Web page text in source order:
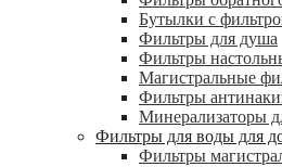
Бутылки с
Фильтры для душа
Фильтры
Магистральные
Фильтры
Минерализаторы
Фильтры для воды для
Фильтры